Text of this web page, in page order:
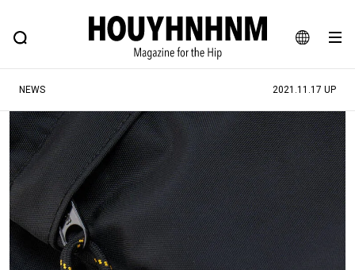
JA
EN
FEATURE BLOG SNAP
ヒップなファッション、カルチャー、ライフスタイルWEBマガジン
#注目のタグ
#SHOPPING ADDICT #憧れの逸品
#ESSENTIAL DESIGNS #古着サミット
#NEW VINTAGE #マイナーグッド図鑑
#路地裏てぃーん。 #MONTHLY JOURNAL
NEWS 2021.11.17 UP